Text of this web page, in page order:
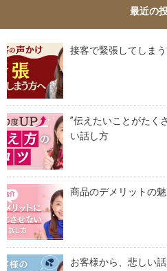
最近の
接客で緊張してしま
”伝えたいことがたく
い話し方
商品のデメリットの
お客様から、悲しい